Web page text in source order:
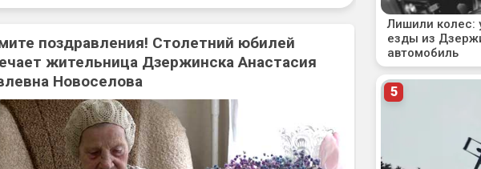
поздравления! Столетний юбилей
жительница Дзержинска Анастасия
Новоселова